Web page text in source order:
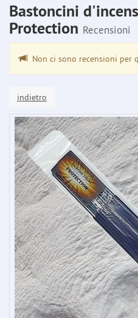
Bastoncini
Protection Recensioni
Non ci sono recensioni per
indietro